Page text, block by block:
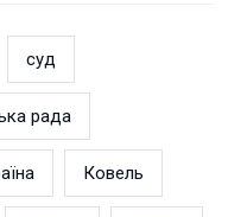
суд
рада
Ковель